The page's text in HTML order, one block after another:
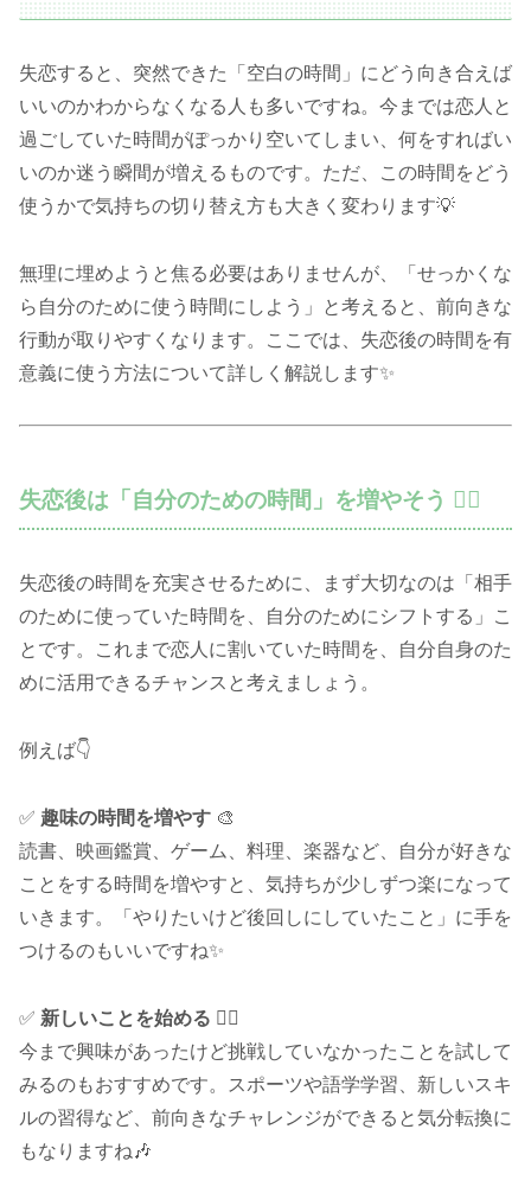
失恋すると、突然できた「空白の時間」にどう向き合えば
いいのかわからなくなる人も多いですね。今までは恋人と
過ごしていた時間がぽっかり空いてしまい、何をすればい
いのか迷う瞬間が増えるものです。ただ、この時間をどう
使うかで気持ちの切り替え方も大きく変わります💡
無理に埋めようと焦る必要はありませんが、「せっかくな
ら自分のために使う時間にしよう」と考えると、前向きな
行動が取りやすくなります。ここでは、失恋後の時間を有
意義に使う方法について詳しく解説します✨
失恋後は「自分のための時間」を増やそう 💆‍♂️
失恋後の時間を充実させるために、まず大切なのは「相手
のために使っていた時間を、自分のためにシフトする」こ
とです。これまで恋人に割いていた時間を、自分自身のた
めに活用できるチャンスと考えましょう。
例えば👇
✅ 趣味の時間を増やす 🎨
読書、映画鑑賞、ゲーム、料理、楽器など、自分が好きな
ことをする時間を増やすと、気持ちが少しずつ楽になって
いきます。「やりたいけど後回しにしていたこと」に手を
つけるのもいいですね✨
✅ 新しいことを始める 🚴‍♂️
今まで興味があったけど挑戦していなかったことを試して
みるのもおすすめです。スポーツや語学学習、新しいスキ
ルの習得など、前向きなチャレンジができると気分転換に
もなりますね🎶